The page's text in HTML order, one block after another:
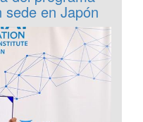
sede en Japón